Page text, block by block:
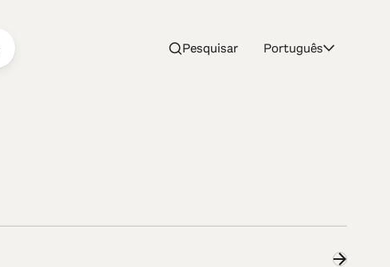
Pesquisar Português